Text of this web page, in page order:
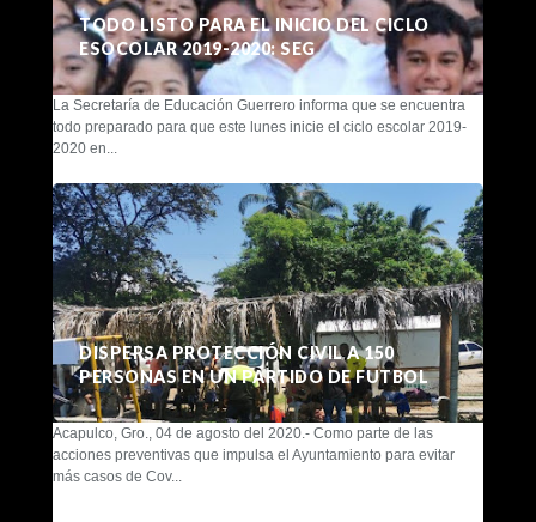
TODO LISTO PARA EL INICIO DEL CICLO
ESOCOLAR 2019-2020: SEG
La Secretaría de Educación Guerrero informa que se encuentra
todo preparado para que este lunes inicie el ciclo escolar 2019-
2020 en...
DISPERSA PROTECCIÓN CIVIL A 150
PERSONAS EN UN PARTIDO DE FUTBOL
Acapulco, Gro., 04 de agosto del 2020.- Como parte de las
acciones preventivas que impulsa el Ayuntamiento para evitar
más casos de Cov...